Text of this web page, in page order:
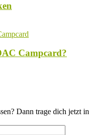
Campcard?
Dann trage dich jetzt in